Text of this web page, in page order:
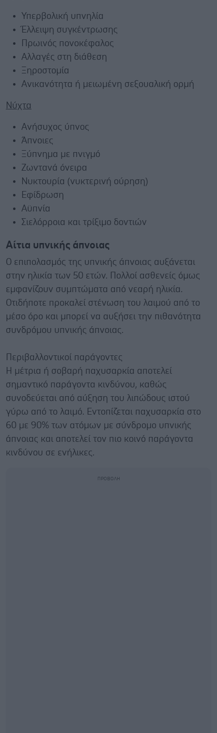
Υπερβολική υπνηλία
Έλλειψη συγκέντρωσης
Πρωινός πονοκέφαλος
Αλλαγές στη διάθεση
Ξηροστομία
Ανικανότητα ή μειωμένη σεξουαλική ορμή
Νύχτα
Ανήσυχος ύπνος
Άπνοιες
Ξύπνημα με πνιγμό
Ζωντανά όνειρα
Νυκτουρία (νυκτερινή ούρηση)
Εφίδρωση
Αϋπνία
Σιελόρροια και τρίξιμο δοντιών
Αίτια υπνικής άπνοιας
Ο επιπολασμός της υπνικής άπνοιας αυξάνεται
στην ηλικία των 50 ετών. Πολλοί ασθενείς όμως
εμφανίζουν συμπτώματα από νεαρή ηλικία.
Οτιδήποτε προκαλεί στένωση του λαιμού από το
μέσο όρο και μπορεί να αυξήσει την πιθανότητα
συνδρόμου υπνικής άπνοιας.
Περιβαλλοντικοί παράγοντες
Η μέτρια ή σοβαρή παχυσαρκία αποτελεί
σημαντικό παράγοντα κινδύνου, καθώς
συνοδεύεται από αύξηση του λιπώδους ιστού
γύρω από το λαιμό. Εντοπίζεται παχυσαρκία στο
60 με 90% των ατόμων με σύνδρομο υπνικής
άπνοιας και αποτελεί τον πιο κοινό παράγοντα
κινδύνου σε ενήλικες.